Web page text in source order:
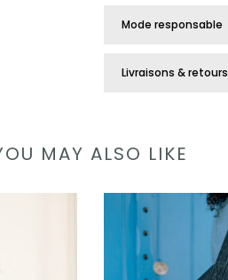
Mode responsable
Livraisons & retours
MAY ALSO LIKE